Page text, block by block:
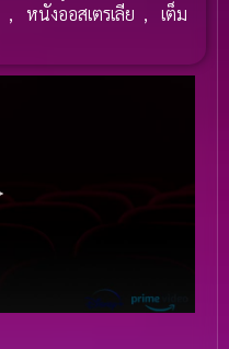
, หนังออสเตรเลีย ,
เต็ม